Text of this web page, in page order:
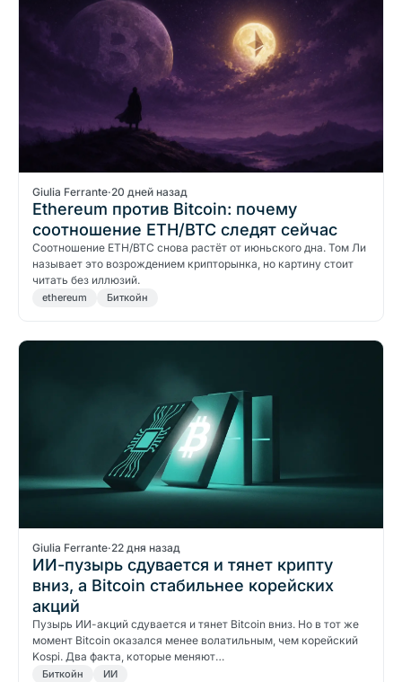
Giulia Ferrante·20 дней назад
Ethereum против Bitcoin: почему
соотношение ETH/BTC следят сейчас
Соотношение ETH/BTC снова растёт от июньского дна. Том Ли
называет это возрождением крипторынка, но картину стоит
читать без иллюзий.
ethereum Биткойн
Giulia Ferrante·22 дня назад
ИИ-пузырь сдувается и тянет крипту
вниз, а Bitcoin стабильнее корейских
акций
Пузырь ИИ-акций сдувается и тянет Bitcoin вниз. Но в тот же
момент Bitcoin оказался менее волатильным, чем корейский
Kospi. Два факта, которые меняют…
Биткойн ИИ